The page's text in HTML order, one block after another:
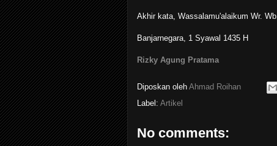
Akhir kata, Wassalamu'alaikum Wr. Wb.
Banjarnegara, 1 Syawal 1435 H
Rizky Agung Pratama
Diposkan oleh Ahmad Roihan
Label: Artikel
No comments: